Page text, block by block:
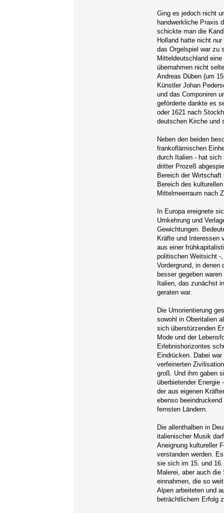
Ging es jedoch nicht
handwerkliche Praxis
schickte man die
Holland hatte nicht
das Orgelspiel war zu
Mitteldeutschland
übernahmen nicht
Andreas Düben (um
Künstler Johan
und das Componiren
geförderte dankte es
oder 1621 nach
deutschen Kirche und
Neben den beiden
frankoflämischen
durch Italien - hat sich
dritter Prozeß
Bereich der
Bereich des
Mittelmeerraum nach
In Europa ereignete
Umkehrung und
Gewichtungen.
Kräfte und Interessen
aus einer
politischen Weitsicht -
Vordergrund, in
besser gegeben
Italien, das zunächst
geraten war.
Die Umorientierung
sowohl in Oberitalien
sich überstürzenden
Mode und der
Erlebnishorizontes
Eindrücken. Dabei
verfeinerten
groß. Und ihm gaben
überbietender Energie
der aus eigenen
ebenso
fernsten Ländern.
Die allenthalben in
italienischer Musik
Aneignung kultureller
verstanden werden.
sie sich im 15. und
Malerei, aber auch
einnahmen, die so
Alpen arbeiteten und
beträchtlichem Erfolg